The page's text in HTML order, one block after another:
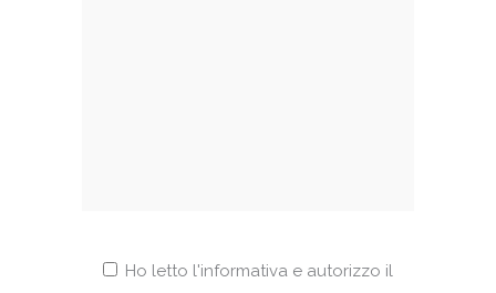
Ho letto l'informativa e autorizzo il